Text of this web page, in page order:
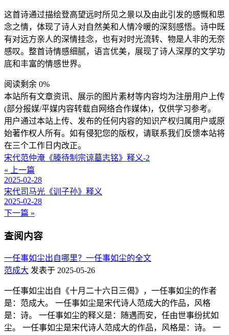
这首诗通过描绘登高望远时所见之景以及由此引发的感慨和思
念之情，体现了诗人对自然美和人情冷暖的深刻感悟。诗中既
有对远方亲人的深情挂念，也有对时光流转、物是人非的无奈
感叹。整首诗情感细腻，语言优美，展现了诗人深厚的文学功
底和丰富的情感世界。
阅读剩余 0%
本站所有文章资讯、展示的图片素材等内容均为注册用户上传
(部分报媒/平媒内容转载自网络合作媒体)，仅供学习参考。
用户通过本站上传、发布的任何内容的知识产权归属用户或原
始著作权人所有。如有侵犯您的版权，请联系我们反馈本站将
在三个工作日内改正。
宋代范仲淹《滕待制宗谅墓志铭》释义-2
« 上一篇
2025-02-28
宋代司马光《训子孙》释义
2025-02-28
下一篇 »
查阅内容
一任事如尘出自哪里？一任事如尘的全文
范成大 发表于 2025-05-26
一任事如尘出自《十月二十六日三偈》，一任事如尘的作者
是：范成大。 一任事如尘是宋代诗人范成大的作品，风格
是：诗。 一任事如尘的释义是：随遇而安，任由世事纷扰如
尘。 一任事如尘是宋代诗人范成大的作品，风格是：诗。 一